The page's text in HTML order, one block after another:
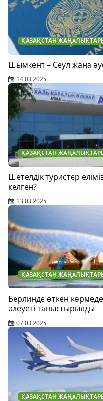
ҚАЗАҚСТАН
Шымкент – Сеул жаңа
14.03.2025
ҚАЗАҚСТАН
Шетелдік туристер
келген?
13.03.2025
ҚАЗАҚСТАН
Берлинде өткен
әлеуеті таныстырылды
07.03.2025
ҚАЗАҚСТАН